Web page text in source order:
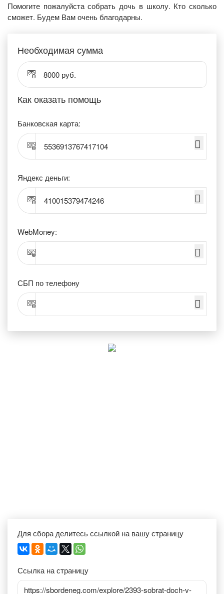
Помогите пожалуйста собрать дочь в школу. Кто сколько
сможет. Будем Вам очень благодарны.
Необходимая сумма
8000 руб.
Как оказать помощь
Банковская карта:
5536913767417104
Яндекс деньги:
410015379474246
WebMoney:
СБП по телефону
Для сбора делитесь ссылкой на вашу страницу
Ссылка на страницу
https://sbordeneg.com/explore/2393-sobrat-doch-v-